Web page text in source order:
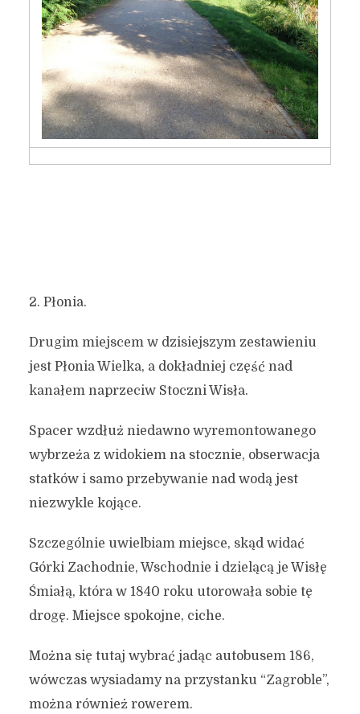
2. Płonia.
Drugim miejscem w dzisiejszym zestawieniu
jest Płonia Wielka, a dokładniej część nad
kanałem naprzeciw Stoczni Wisła.
Spacer wzdłuż niedawno wyremontowanego
wybrzeża z widokiem na stocznie, obserwacja
statków i samo przebywanie nad wodą jest
niezwykle kojące.
Szczególnie uwielbiam miejsce, skąd widać
Górki Zachodnie, Wschodnie i dzielącą je Wisłę
Śmiałą, która w 1840 roku utorowała sobie tę
drogę. Miejsce spokojne, ciche.
Można się tutaj wybrać jadąc autobusem 186,
wówczas wysiadamy na przystanku “Zagroble”,
można również rowerem.